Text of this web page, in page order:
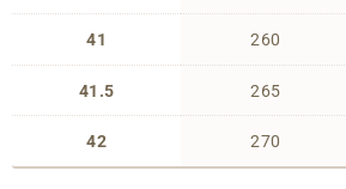
41
41.5
42
260
265
270